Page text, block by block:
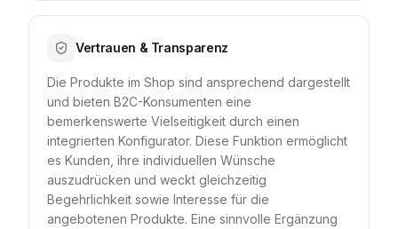
Vertrauen & Transparenz
Die Produkte im Shop sind ansprechend dargestellt
und bieten B2C-Konsumenten eine
bemerkenswerte Vielseitigkeit durch einen
integrierten Konfigurator. Diese Funktion ermöglicht
es Kunden, ihre individuellen Wünsche
auszudrücken und weckt gleichzeitig
Begehrlichkeit sowie Interesse für die
angebotenen Produkte. Eine sinnvolle Ergänzung